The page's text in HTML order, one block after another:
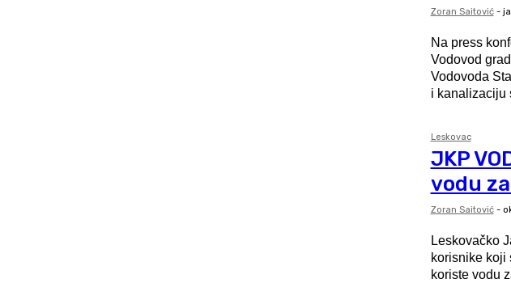
Zoran Saitović -
Na press
Vodovod
Vodovoda
i kanalizaciju
Leskovac
JKP
vodu
Zoran Saitović -
Leskovačko
korisnike koji
koriste vodu za piće u